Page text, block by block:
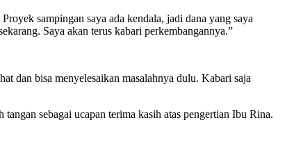
sampingan saya ada kendala, jadi dana yang saya
Saya akan terus kabari perkembangannya.”
dan bisa menyelesaikan masalahnya dulu. Kabari saja
sebagai ucapan terima kasih atas pengertian Ibu Rina.